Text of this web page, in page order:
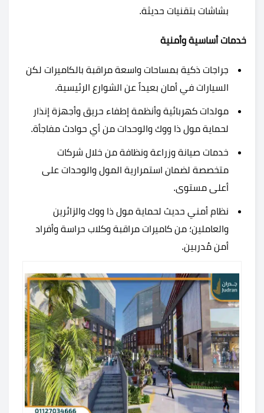
بشاشات بتقنيات حديثة.
خدمات أساسية وأمنية
جراجات ذكية بمساحات واسعة مراقبة بالكاميرات لكن
السيارات في أمان بعيداً عن الشوارع الرئيسية.
مولدات كهربائية وأنظمة إطفاء حريق وأجهزة إنذار
لحماية مول ذا ووك والوحدات من أي حوادث مفاجأة.
خدمات صيانة وزراعة ونظافة من خلال شركات
متخصصة لضمان استمرارية المول والوحدات على
أعلى مستوى.
نظام أمني حديث لحماية مول ذا ووك والزائرين
والعاملين؛ من كاميرات مراقبة وكلاب حراسة وأفراد
أمن مُدربين.